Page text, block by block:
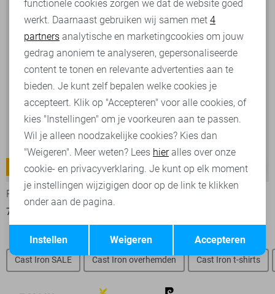
Nightflight -30%
PME legend Jeans
70,00
Commander 3.0 -30%
PME legend Korte broek
Cast Iron SALE Cast Iron overhemden Cast Iron t-shirts
Analytische cookies
Marketing cookies
Terug Opslaan
functionele cookies zorgen we dat de website goed
werkt. Daarnaast gebruiken wij samen met 4
partners analytische en marketingcookies om jouw
gedrag anoniem te analyseren, gepersonaliseerde
content te tonen en relevante advertenties aan te
bieden. Je kunt zelf bepalen welke cookies je
accepteert. Klik op "Accepteren" voor alle cookies, of
kies "Instellingen" om je voorkeuren aan te passen.
Wil je alleen noodzakelijke cookies? Kies dan
"Weigeren". Meer weten? Lees hieralles over onze
cookie- en privacyverklaring. Je kunt op elk moment
je instellingen wijzigigen door op de link te klikken
onder aan de pagina.
Accepteren
Weigeren
Instellen